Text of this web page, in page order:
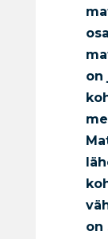
on
on